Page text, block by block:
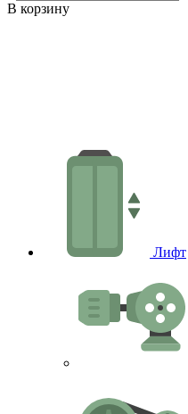
В корзину
Лифт